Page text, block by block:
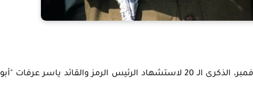
يصادف اليوم الاثنين، 11 تشرين الثاني/نوفمبر، الذكرى الـ 20 لاستشهاد الرئيس الرمز والقائد ياسر عرفات "أبو